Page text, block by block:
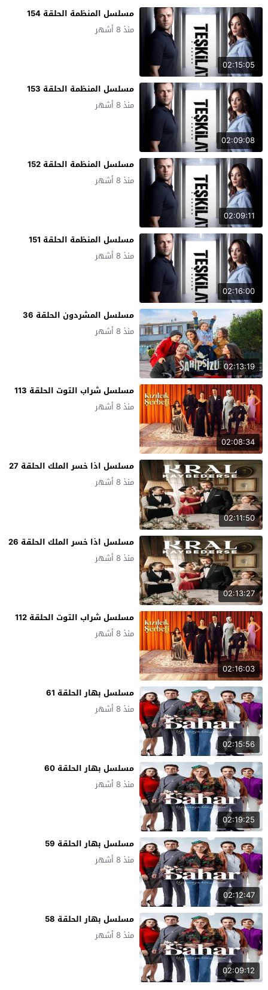
02:15:05
مسلسل المنظمة الحلقة 154
منذ 8 أشهر
02:09:08
مسلسل المنظمة الحلقة 153
منذ 8 أشهر
02:09:11
مسلسل المنظمة الحلقة 152
منذ 8 أشهر
02:16:00
مسلسل المنظمة الحلقة 151
منذ 8 أشهر
02:13:19
مسلسل المشردون الحلقة 36
منذ 8 أشهر
02:08:34
مسلسل شراب التوت الحلقة 113
منذ 8 أشهر
02:11:50
مسلسل اذا خسر الملك الحلقة 27
منذ 8 أشهر
02:13:27
مسلسل اذا خسر الملك الحلقة 26
منذ 8 أشهر
02:16:03
مسلسل شراب التوت الحلقة 112
منذ 8 أشهر
02:15:56
مسلسل بهار الحلقة 61
منذ 8 أشهر
02:19:25
مسلسل بهار الحلقة 60
منذ 8 أشهر
02:12:47
مسلسل بهار الحلقة 59
منذ 8 أشهر
02:09:12
مسلسل بهار الحلقة 58
منذ 8 أشهر